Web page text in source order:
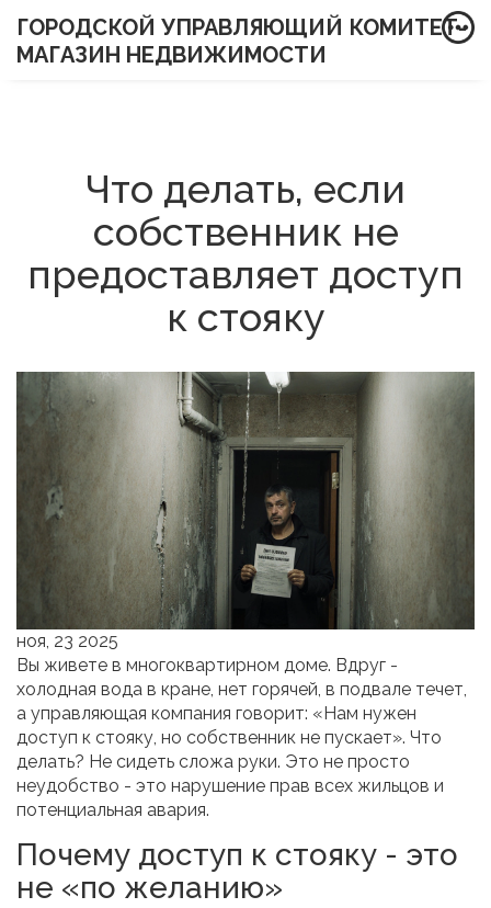
ГОРОДСКОЙ УПРАВЛЯЮЩИЙ КОМИТЕТ-
МАГАЗИН НЕДВИЖИМОСТИ
Что делать, если
собственник не
предоставляет доступ
к стояку
ноя, 23 2025
Вы живете в многоквартирном доме. Вдруг -
холодная вода в кране, нет горячей, в подвале течет,
а управляющая компания говорит: «Нам нужен
доступ к стояку, но собственник не пускает». Что
делать? Не сидеть сложа руки. Это не просто
неудобство - это нарушение прав всех жильцов и
потенциальная авария.
Почему доступ к стояку - это
не «по желанию»